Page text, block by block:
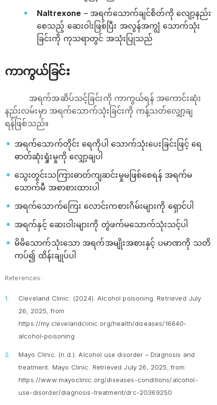
Naltrexone – အရက်သောက်ချင်စိတ်ကို လျော့နည်း
စေသည့် ဆေးဝါးဖြစ်ပြီး အလွန်အကျွံ သောက်သုံး
ခြင်းကို ကုသရာတွင် အသုံးပြုသည်
ကာကွယ်ခြင်း
အရက်အဆိပ်သင့်ခြင်းကို ကာကွယ်ရန် အကောင်းဆုံး
နည်းလမ်းမှာ အရက်သောက်သုံးခြင်းကို ကန့်သတ်လျှော့ချ
ရန်ဖြစ်သည်။
အရက်သောက်တိုင်း ရေကိုပါ သောက်သုံးပေးခြင်းဖြင့် ရေ
ဓာတ်ဆုံးရှုံးမှုကို လျှော့ချပါ
သွေးတွင်းသကြားဓာတ်ကျဆင်းမှုမဖြစ်စေရန် အရက်မ
သောက်မီ အစာစားထားပါ
အရက်သောက်ကြေး လောင်းကစားဂိမ်းများကို ရှောင်ပါ
အရက်နှင့် ဆေးဝါးများကို တွဲဖက်မသောက်သုံးသင့်ပါ
မိမိသောက်သုံးသော အရက်အမျိုးအစားနှင့် ပမာဏကို သတိ
ကပ်၍ ထိန်းချုပ်ပါ
References:
Cleveland Clinic. (2024). Alcohol poisoning . Retrieved July
26, 2025, from
https://my.clevelandclinic.org/health/diseases/16640-
alcohol-poisoning
Mayo Clinic. (n.d.). Alcohol use disorder – Diagnosis and
treatment.
Mayo Clinic. Retrieved July 26, 2025, from
https://www.mayoclinic.org/diseases-conditions/alcohol-
use-disorder/diagnosis-treatment/drc-20369250